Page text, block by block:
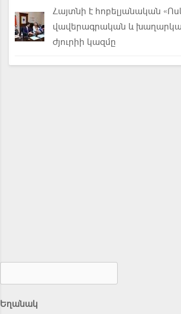
Հայտնի է հոբելյանական
վավերագրական և
ժյուրիի կազմը
Եղանակ